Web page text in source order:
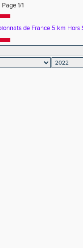
1/1
de France 5 km Hors